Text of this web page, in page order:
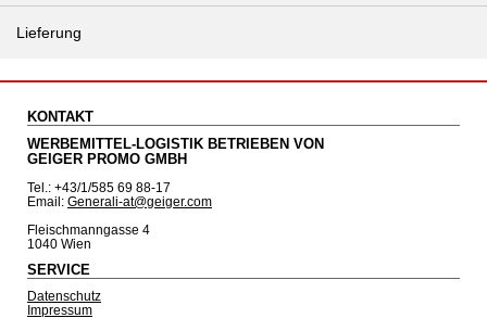
Lieferung
KONTAKT
WERBEMITTEL-LOGISTIK BETRIEBEN VON
GEIGER PROMO GMBH
Tel.: +43/1/585 69 88-17
Email: Generali-at@geiger.com
Fleischmanngasse 4
1040 Wien
SERVICE
Datenschutz
Impressum